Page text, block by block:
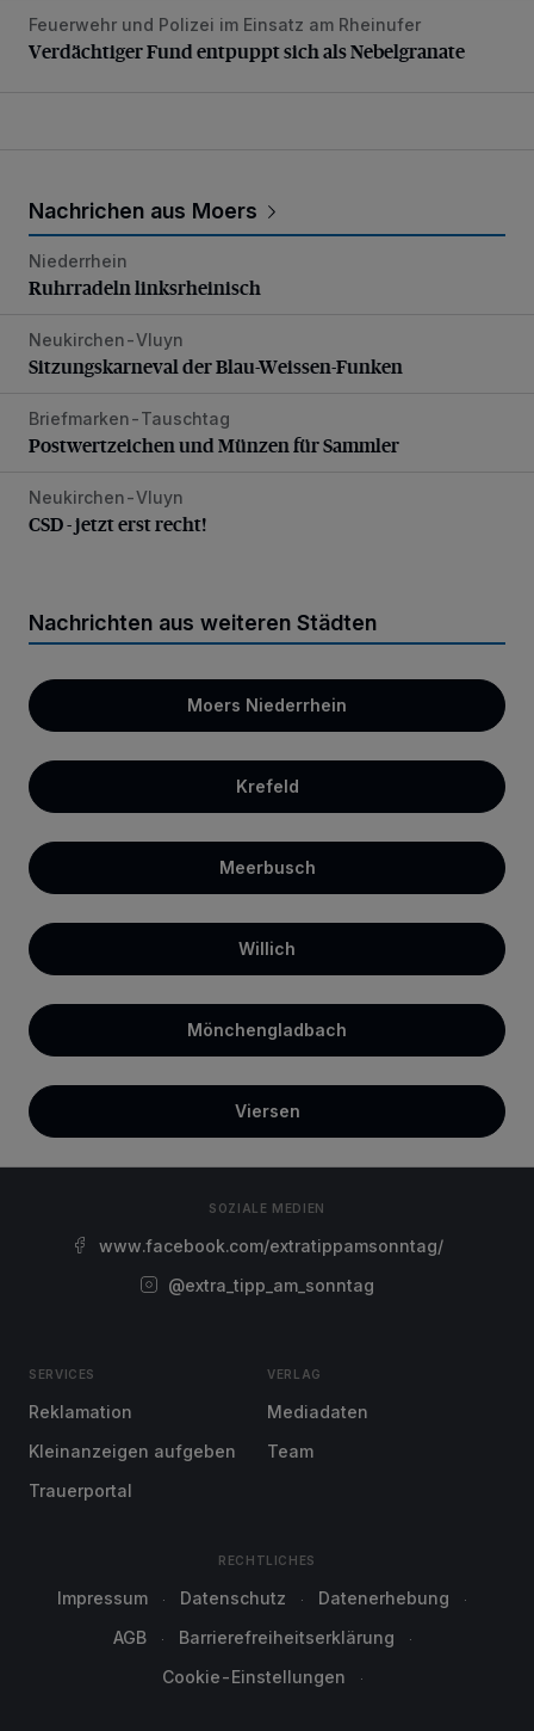
Verdächtiger Fund entpuppt sich als Nebelgranate
Feuerwehr und Polizei im Einsatz am Rheinufer
Verdächtiger Fund entpuppt sich als Nebelgranate
Nachrichen aus Moers
Ruhrradeln linksrheinisch
Niederrhein
Ruhrradeln linksrheinisch
Sitzungskarneval der Blau-Weissen-Funken
Neukirchen-Vluyn
Sitzungskarneval der Blau-Weissen-Funken
Postwertzeichen und Münzen für Sammler
Briefmarken-Tauschtag
Postwertzeichen und Münzen für Sammler
CSD - jetzt erst recht!
Neukirchen-Vluyn
CSD - jetzt erst recht!
Nachrichten aus weiteren Städten
Moers Niederrhein
Krefeld
Meerbusch
Willich
Mönchengladbach
Viersen
SOZIALE MEDIEN
www.facebook.com/extratippamsonntag/
@extra_tipp_am_sonntag
SERVICES
Reklamation
Kleinanzeigen aufgeben
Trauerportal
VERLAG
Mediadaten
Team
RECHTLICHES
Impressum Datenschutz
Datenerhebung
AGB
Barrierefreiheitserklärung
Cookie-Einstellungen